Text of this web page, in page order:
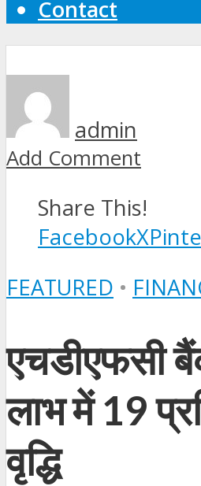
Contact
admin
Add Comment
Share This!
FacebookX
FEATURED •
एचडीएफसी
लाभ में 19
वृद्धि